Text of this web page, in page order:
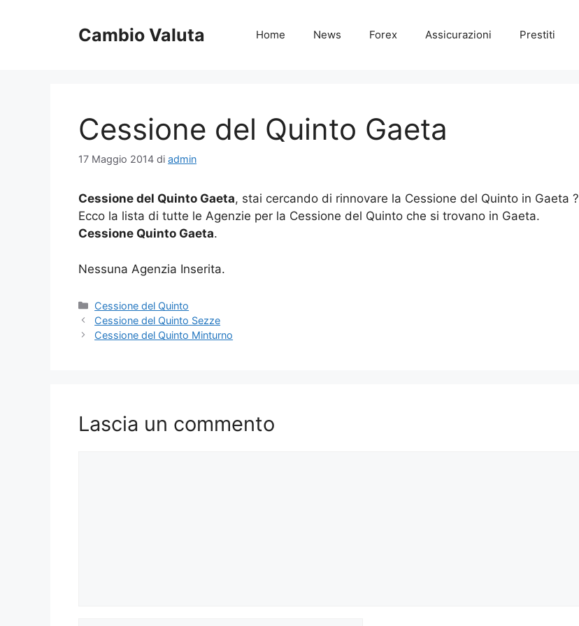
Cambio Valuta Home News Forex Assicurazioni Prestiti
Cessione del Quinto Gaeta
17 Maggio 2014 di admin
Cessione del Quinto Gaeta, stai cercando di rinnovare la Cessione del Quinto in Gaeta ?
Ecco la lista di tutte le Agenzie per la Cessione del Quinto che si trovano in Gaeta.
Cessione Quinto Gaeta.
Nessuna Agenzia Inserita.
Categorie
Cessione del Quinto
Cessione del Quinto Sezze
Cessione del Quinto Minturno
Lascia un commento